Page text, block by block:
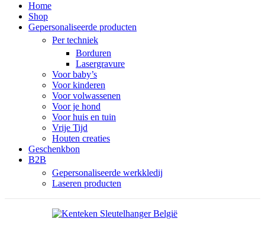
Home
Shop
Gepersonaliseerde producten
Per techniek
Borduren
Lasergravure
Voor baby’s
Voor kinderen
Voor volwassenen
Voor je hond
Voor huis en tuin
Vrije Tijd
Houten creaties
Geschenkbon
B2B
Gepersonaliseerde werkkledij
Laseren producten